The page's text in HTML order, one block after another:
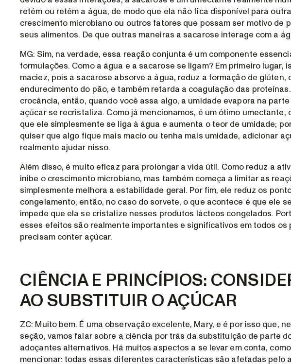
retém ou retém a água, de modo que ela não fica disponível para
crescimento microbiano ou outros fatores que possam ser motivo de
seus alimentos. De que outras maneiras a sacarose interage com a
MG: Sim, na verdade, essa reação conjunta é um componente
formulações. Como a água e a sacarose se ligam? Em primeiro lugar,
maciez, pois a sacarose absorve a água, reduz a formação de glúten,
endurecimento do pão, e também retarda a coagulação das
crocância, então, quando você assa algo, a umidade evapora na
açúcar se recristaliza. Como já mencionamos, é um ótimo umectante,
que ele simplesmente se liga à água e aumenta o teor de umidade;
quiser que algo fique mais macio ou tenha mais umidade, adicionar
realmente ajudar nisso.
Além disso, é muito eficaz para prolongar a vida útil. Como reduz a
inibe o crescimento microbiano, mas também começa a limitar as
simplesmente melhora a estabilidade geral. Por fim, ele reduz os
congelamento; então, no caso do sorvete, o que acontece é que ele
impede que ela se cristalize nesses produtos lácteos congelados.
esses efeitos são realmente importantes e significativos em todos os
precisam conter açúcar.
CIÊNCIA E PRINCÍPIOS:
AO SUBSTITUIR O AÇÚCAR
ZC: Muito bem. É uma observação excelente, Mary, e é por isso que,
seção, vamos falar sobre a ciência por trás da substituição de parte
adoçantes alternativos. Há muitos aspectos a se levar em conta,
mencionar: todas essas diferentes características são afetadas pelo